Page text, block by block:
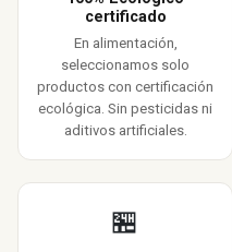
certificado
En alimentación,
seleccionamos solo
productos con certificación
ecológica. Sin pesticidas ni
aditivos artificiales.
🏪